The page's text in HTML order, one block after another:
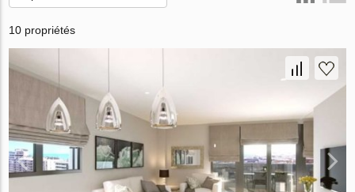
10 propriétés